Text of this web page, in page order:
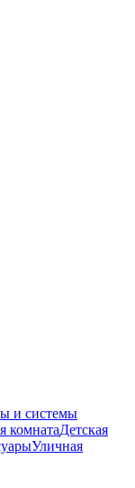
и системы
комнатаДетская
Уличная